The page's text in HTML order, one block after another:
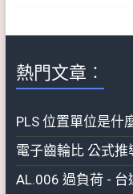
熱門文章︰
PLS 位置單位是什
電子齒輪比 公式
AL.006 過負荷 -